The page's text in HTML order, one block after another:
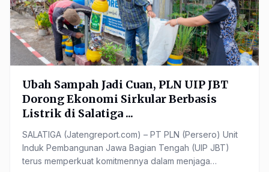
Ubah Sampah Jadi Cuan, PLN UIP JBT
Dorong Ekonomi Sirkular Berbasis
Listrik di Salatiga ...
SALATIGA (Jatengreport.com) – PT PLN (Persero) Unit
Induk Pembangunan Jawa Bagian Tengah (UIP JBT)
terus memperkuat komitmennya dalam menjaga